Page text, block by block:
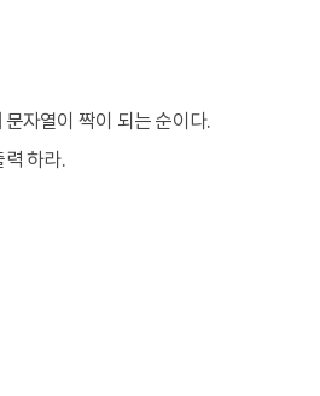
자열이 짝이 되는 순이다.
력 하라.